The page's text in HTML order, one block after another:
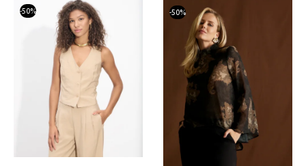
-50% -50%